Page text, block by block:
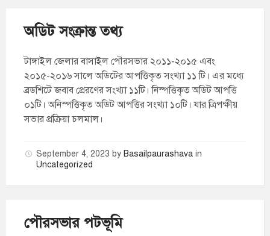
অডিট সংক্রান্ত তথ্য
টাঙ্গাইল জেলার বাসাইল পৌরসভার ২০১১-২০১৫ এবং
২০১৫-২০১৬ সালে অডিটের আপত্তিকৃত সংখ্যা ১১ টি। এর মধ্যে
ব্রডশিটে জবাব প্রেরণের সংখ্যা ১১টি। নিস্পত্তিকৃত অডিট আপত্তি
০১টি। অনিস্পত্তিকৃত অডিট আপত্তির সংখ্যা ১০টি। যার ত্রিপক্ষীয়
সভার প্রক্রিয়া চলমাল।
September 4, 2023 by Basailpaurashava in
Uncategorized
পৌরসভার পটভূমি